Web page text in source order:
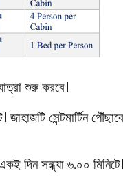
শুরু করবে।
সেন্টমার্টিন
দিন সন্ধ্যা ৬.০০